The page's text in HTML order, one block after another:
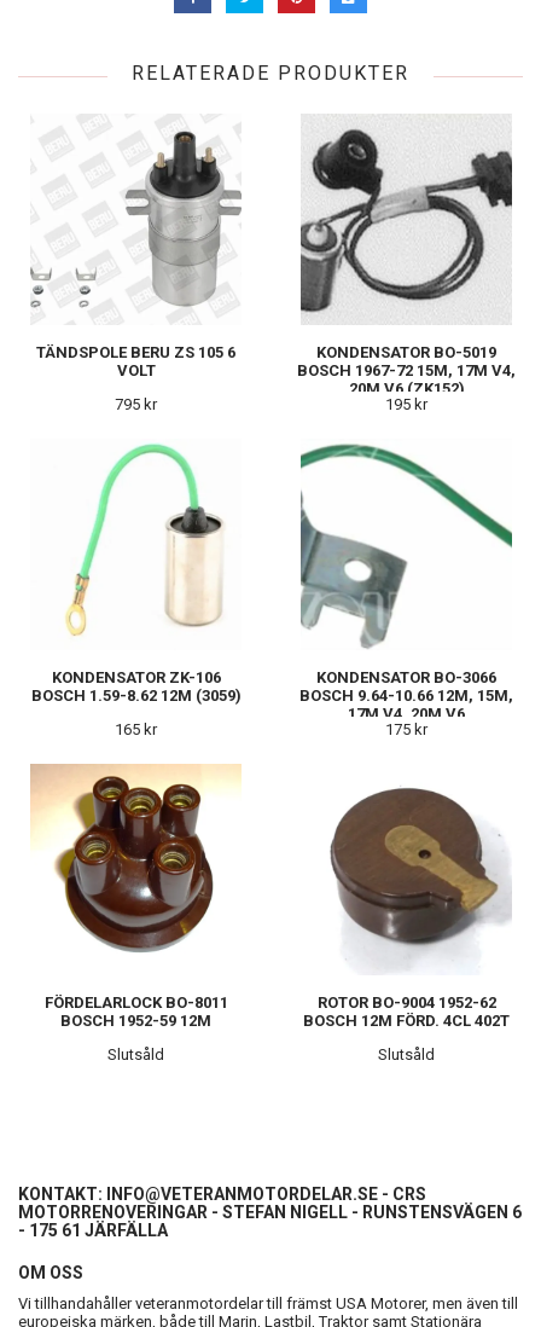
RELATERADE PRODUKTER
TÄNDSPOLE BERU ZS 105 6
VOLT
795 kr
KONDENSATOR BO-5019
BOSCH 1967-72 15M, 17M V4,
20M V6 (ZK152)
195 kr
KONDENSATOR ZK-106
BOSCH 1.59-8.62 12M (3059)
165 kr
KONDENSATOR BO-3066
BOSCH 9.64-10.66 12M, 15M,
17M V4, 20M V6
175 kr
FÖRDELARLOCK BO-8011
BOSCH 1952-59 12M
Slutsåld
ROTOR BO-9004 1952-62
BOSCH 12M FÖRD. 4CL 402T
Slutsåld
KONTAKT: INFO@VETERANMOTORDELAR.SE - CRS
MOTORRENOVERINGAR - STEFAN NIGELL - RUNSTENSVÄGEN 6
- 175 61 JÄRFÄLLA
OM OSS
Vi tillhandahåller veteranmotordelar till främst USA Motorer, men även till
europeiska märken, både till Marin, Lastbil, Traktor samt Stationära